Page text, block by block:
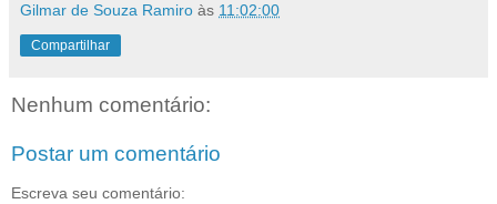
Gilmar de Souza Ramiro às 11:02:00
Compartilhar
Nenhum comentário:
Postar um comentário
Escreva seu comentário: